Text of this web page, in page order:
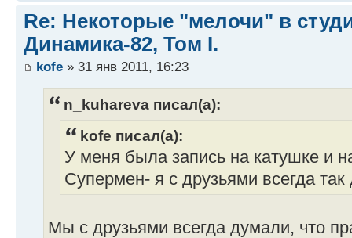
Re: Некоторые "мелочи" в
Динамика-82, Том I.
kofe » 31 янв 2011, 16:23
n_kuhareva писал(а):
kofe писал(а):
У меня была запись на катушке и
Супермен- я с друзьями всегда
Мы с друзьями всегда думали, что